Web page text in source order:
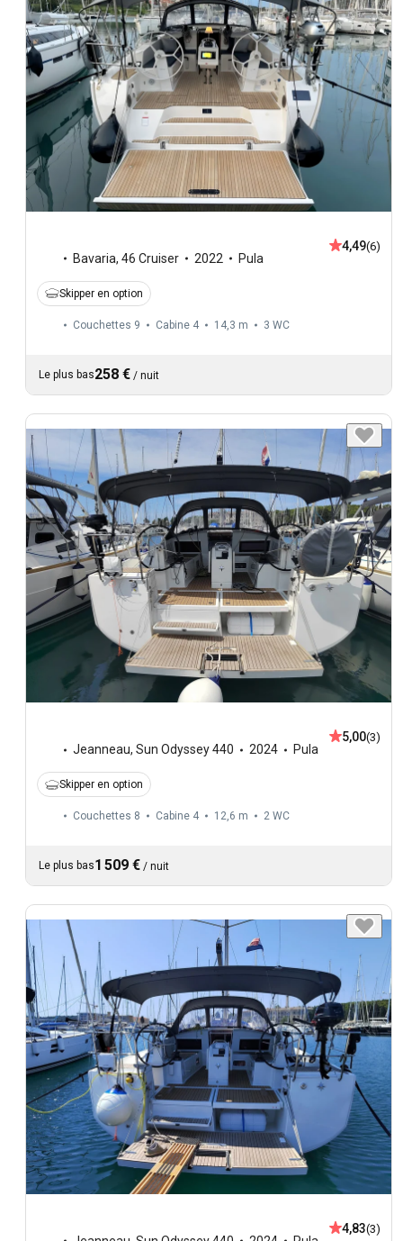
Bavaria, 46 Cruiser 2022 Pula
4,49(6)
Skipper en option
Couchettes 9 Cabine 4 14,3 m 3 WC
Le plus bas258 € / nuit
Jeanneau, Sun Odyssey 440 2024 Pula
5,00(3)
Skipper en option
Couchettes 8 Cabine 4 12,6 m 2 WC
Le plus bas1 509 € / nuit
4,83(3)